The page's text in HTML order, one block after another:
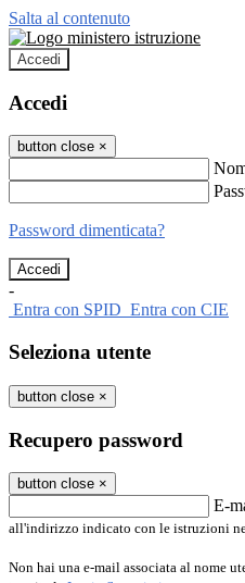
Salta al contenuto
Accedi
Accedi
button close ×
Password dimenticata?
-
Entra con SPID Entra con CIE
Seleziona utente
button close ×
Recupero password
button close ×
E-
all'indirizzo indicato con le istruzioni
Non hai una e-mail associata al nome